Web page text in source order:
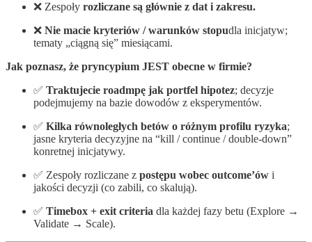
❌ Zespoły rozliczane są głównie z dat i zakresu.
❌ Nie macie kryteriów / warunków stopudla inicjatyw;
tematy „ciągną się” miesiącami.
Jak poznasz, że pryncypium JEST obecne w firmie?
✅ Traktujecie roadmpę jak portfel hipotez; decyzje
podejmujemy na bazie dowodów z eksperymentów.
✅ Kilka równoległych betów o różnym profilu ryzyka;
jasne kryteria decyzyjne na “kill / continue / double-down”
konretnej inicjatywy.
✅ Zespoły rozliczane z postępu wobec outcome’ów i
jakości decyzji (co zabili, co skalują).
✅ Timebox + exit criteria dla każdej fazy betu (Explore →
Validate → Scale).